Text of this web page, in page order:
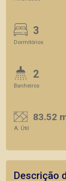
3
Dormitórios
2
Banheiros
83.52
A. Útil
Descrição